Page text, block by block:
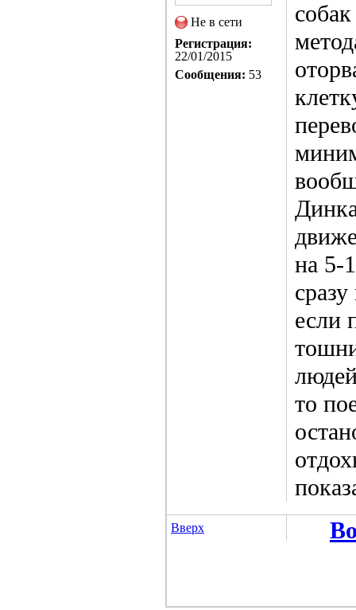
Не в сети
Регистрация:
22/01/2015
Сообщения: 53
на 5-
если
то
Вверх